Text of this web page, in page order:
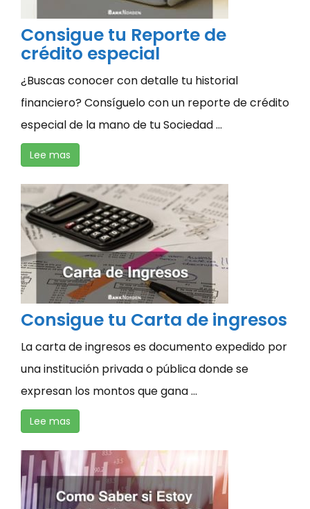
Consigue tu Reporte de
crédito especial
¿Buscas conocer con detalle tu historial
financiero? Consíguelo con un reporte de crédito
especial de la mano de tu Sociedad ...
Lee mas
Consigue tu Carta de ingresos
La carta de ingresos es documento expedido por
una institución privada o pública donde se
expresan los montos que gana ...
Lee mas